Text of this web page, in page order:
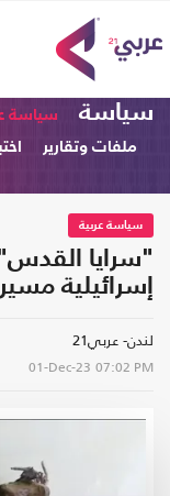
سياسة سياسة
ملفات وتقارير
سياسة عربية
"سرايا
إسرائيلية
لندن- عربي21
01-Dec-23 07:02 PM